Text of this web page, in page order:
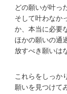
どの願いが叶っ
そして叶わなか
か、本当に必要
ほかの願いの通
放すべき願いは
これらをしっか
願いを見つけて